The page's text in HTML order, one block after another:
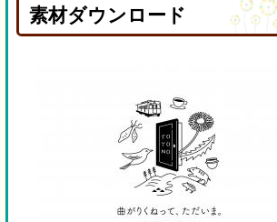
素材ダウンロード